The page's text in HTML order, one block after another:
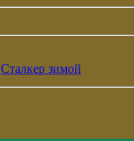
Сталкер зимой